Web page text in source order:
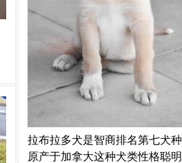
拉布拉多犬是智商排名第七犬种
原产于加拿大这种犬类性格聪明